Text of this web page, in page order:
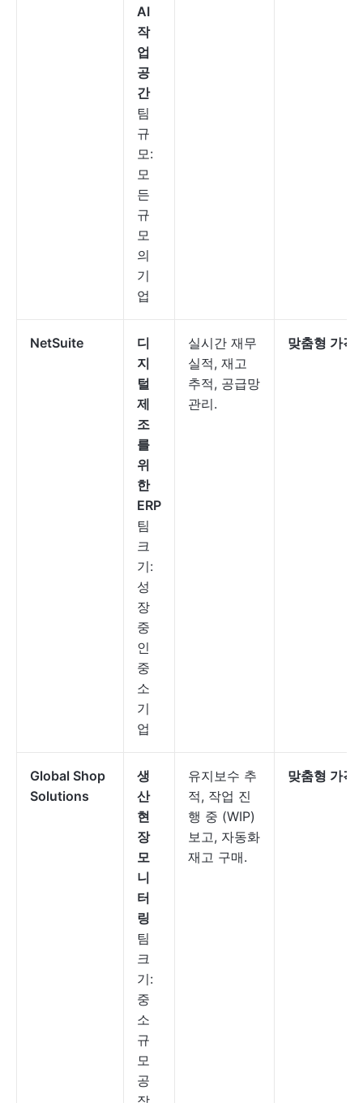
AI
작
업
공
간
팀
규
모:
모
든
규
모
의
기
업
NetSuite
디
지
털
제
조
를
위
한
ERP
팀
크
기:
성
장
중
인
중
소
기
업
실시간 재무
실적, 재고
추적, 공급망
관리.
맞춤형 가격
Global Shop
Solutions
생
산
현
장
모
니
터
링
팀
크
기:
중
소
규
모
공
유지보수 추
적, 작업 진
행 중 (WIP)
보고, 자동화
재고 구매.
맞춤형 가격